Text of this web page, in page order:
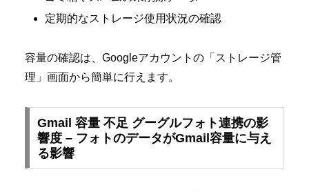
定期的なストレージ使用状況の確認
容量の確認は、Googleアカウントの「ストレージ管
理」画面から簡単に行えます。
Gmail 容量 不足 グーグルフォト連携の影
響度 – フォトのデータがGmail容量に与え
る影響